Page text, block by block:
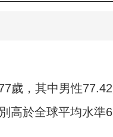
歲，其中男性
高於全球平均水準